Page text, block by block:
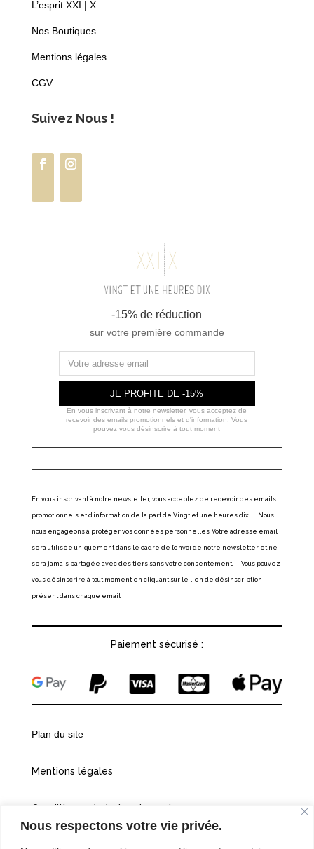
Nous respectons votre vie privée.
L’esprit XXI | X
Nos Boutiques
Mentions légales
CGV
Suivez Nous !
-15% de réduction
sur votre première commande
JE PROFITE DE -15%
En vous inscrivant à notre newsletter, vous acceptez de
recevoir des emails promotionnels et d'information. Vous
pouvez vous désinscrire à tout moment
En vous inscrivant à notre newsletter, vous acceptez de recevoir des emails
promotionnels et d’information de la part de Vingt et une heures dix. Nous
nous engageons à protéger vos données personnelles. Votre adresse email
sera utilisée uniquement dans le cadre de l’envoi de notre newsletter et ne
sera jamais partagée avec des tiers sans votre consentement. Vous pouvez
vous désinscrire à tout moment en cliquant sur le lien de désinscription
présent dans chaque email.
Paiement sécurisé :
Plan du site
Mentions légales
Conditions générales de vente
Politiques de confidentialité